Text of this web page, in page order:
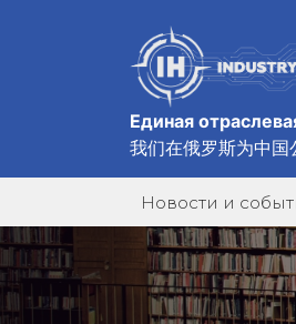
Единая
我们在俄罗斯为中国
Новости и